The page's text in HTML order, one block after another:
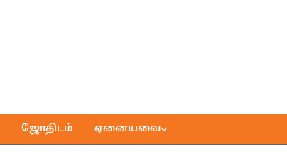
ஜோதிடம் ஏனையவை